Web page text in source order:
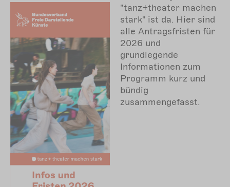
"tanz+theater machen
stark" ist da. Hier sind
alle Antragsfristen für
2026 und
grundlegende
Informationen zum
Programm kurz und
bündig
zusammengefasst.